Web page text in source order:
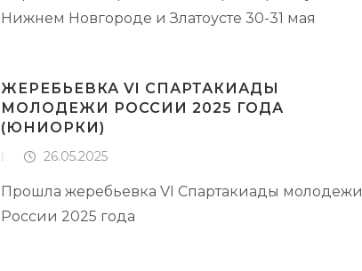
Нижнем Новгороде и Златоусте 30-31 мая
ЖЕРЕБЬЕВКА VI СПАРТАКИАДЫ
МОЛОДЕЖИ РОССИИ 2025 ГОДА
(ЮНИОРКИ)
26.05.2025
Прошла жеребьевка VI Спартакиады молодежи
России 2025 года